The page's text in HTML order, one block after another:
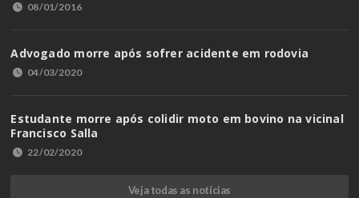
08/01/2016
Advogado morre após sofrer acidente em rodovia
04/03/2020
Estudante morre após colidir moto em bovino na vicinal
Francisco Salla
22/02/2020
Veja todas as notícias